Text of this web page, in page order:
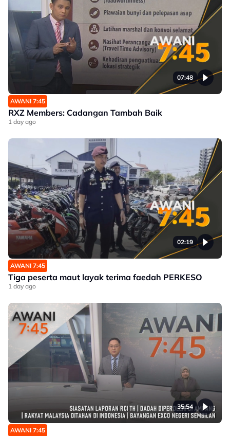
07:48
AWANI 7:45
RXZ Members: Cadangan Tambah Baik
1 day ago
02:19
AWANI 7:45
Tiga peserta maut layak terima faedah PERKESO
1 day ago
35:54
AWANI 7:45